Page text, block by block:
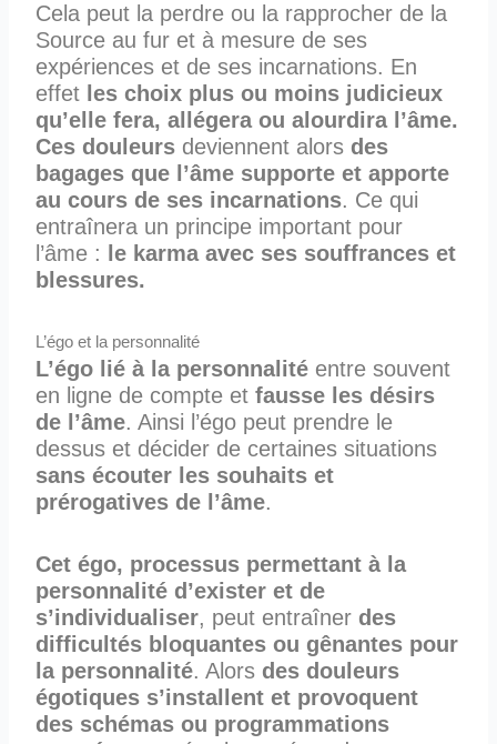
Cela peut la perdre ou la rapprocher de la
Source au fur et à mesure de ses
expériences et de ses incarnations. En
effet les choix plus ou moins judicieux
qu’elle fera, allégera ou alourdira l’âme.
Ces douleurs deviennent alors des
bagages que l’âme supporte et apporte
au cours de ses incarnations. Ce qui
entraînera un principe important pour
l’âme :
le karma avec ses souffrances et
blessures.
L’égo et la personnalité
L’égo lié à la personnalité entre souvent
en ligne de compte etfausse les désirs
de l’âme. Ainsi l’égo peut prendre le
dessus et décider de certaines situations
sans écouter les souhaits et
prérogatives de l’âme.
Cet égo, processus permettant à la
personnalité d’exister et de
s’individualiser, peut entraîner des
difficultés bloquantes ou gênantes pour
la personnalité. Alors des douleurs
égotiques s’installent et provoquent
des schémas ou programmations